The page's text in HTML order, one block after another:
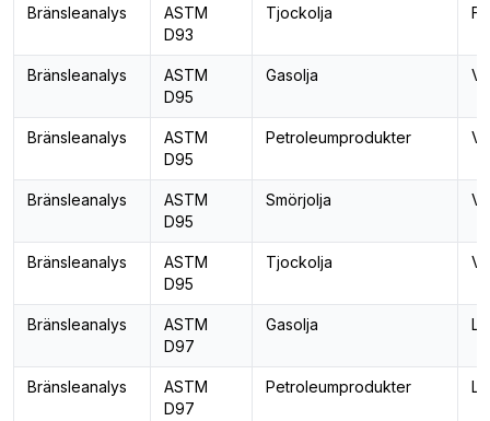
Bränsleanalys
ASTM
D93
Tjockolja
Bränsleanalys
ASTM
D95
Gasolja
Bränsleanalys
ASTM
D95
Petroleumprodukter
Bränsleanalys
ASTM
D95
Smörjolja
Bränsleanalys
ASTM
D95
Tjockolja
Bränsleanalys
ASTM
D97
Gasolja
Bränsleanalys
ASTM
D97
Petroleumprodukter